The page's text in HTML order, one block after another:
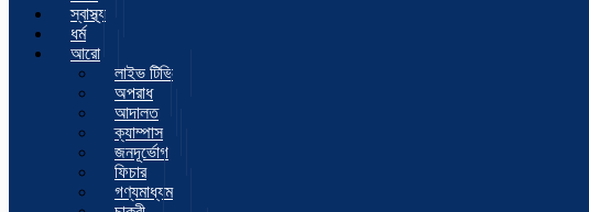
স্বাস্থ্য
ধর্ম
আরো
লাইভ টিভি
অপরাধ
আদালত
ক্যাম্পাস
জনদূর্ভোগ
ফিচার
গণ্যমাধ্যম